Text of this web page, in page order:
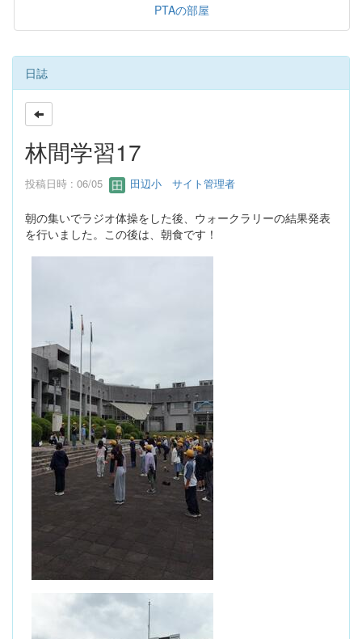
PTAの部屋
日誌
林間学習17
投稿日時 : 06/05 田辺小 サイト管理者
朝の集いでラジオ体操をした後、ウォークラリーの結果発表
を行いました。この後は、朝食です！